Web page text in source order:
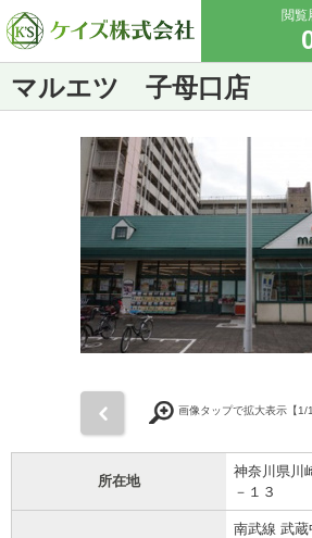
閲覧
マルエツ 子母口店
画像タップで拡大表示【1/
所在地
神奈川県川
－１３
南武線 武蔵